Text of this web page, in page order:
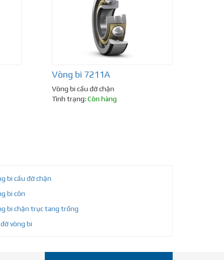
Vòng bi 7211A
Vòng bi cầu đỡ chặn
Tình trạng: Còn hàng
bi cầu đỡ chặn
bi côn
bi chặn trục tang trống
vòng bi